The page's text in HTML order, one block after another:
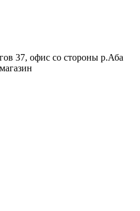
37, офис со стороны р.Аба